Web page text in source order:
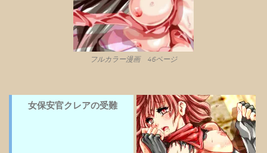
フルカラー漫画 46ページ
女保安官クレアの受難